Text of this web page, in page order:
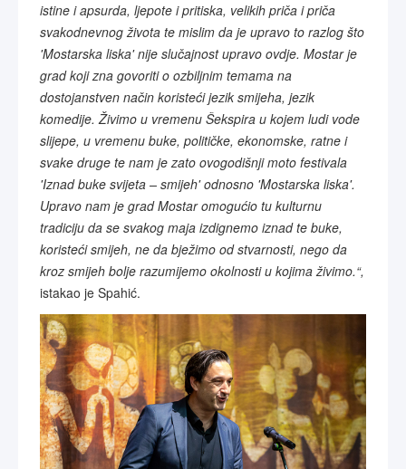
istine i apsurda, ljepote i pritiska, velikih priča i priča
svakodnevnog života te mislim da je upravo to razlog što
'Mostarska liska' nije slučajnost upravo ovdje. Mostar je
grad koji zna govoriti o ozbiljnim temama na
dostojanstven način koristeći jezik smijeha, jezik
komedije. Živimo u vremenu Šekspira u kojem ludi vode
slijepe, u vremenu buke, političke, ekonomske, ratne i
svake druge te nam je zato ovogodišnji moto festivala
'Iznad buke svijeta – smijeh' odnosno 'Mostarska liska'.
Upravo nam je grad Mostar omogućio tu kulturnu
tradiciju da se svakog maja izdignemo iznad te buke,
koristeći smijeh, ne da bježimo od stvarnosti, nego da
kroz smijeh bolje razumijemo okolnosti u kojima živimo.“,
istakao je Spahić.